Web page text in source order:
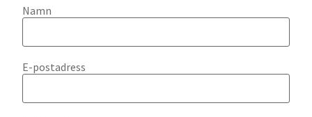
Namn
E-postadress